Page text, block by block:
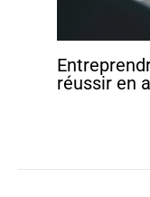
réussir en